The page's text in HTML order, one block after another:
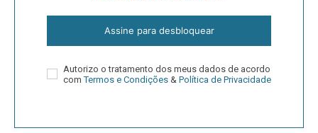
Assine para desbloquear
Autorizo o tratamento dos meus dados de acordo
comTermos e Condições & Política de Privacidade